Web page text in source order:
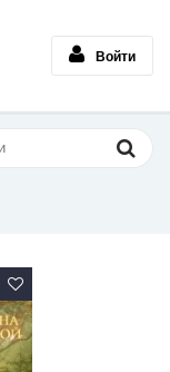
Войти